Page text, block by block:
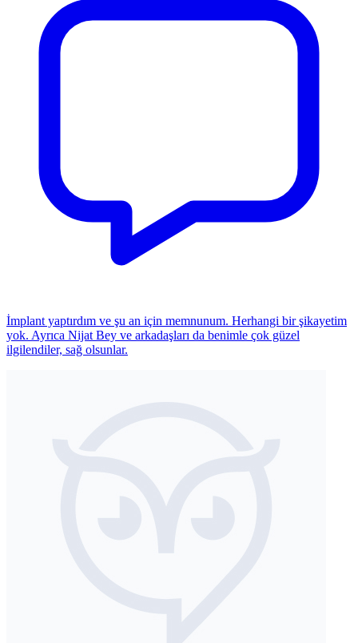
İmplant yaptırdım ve şu an için memnunum. Herhangi bir şikayetim
yok. Ayrıca Nijat Bey ve arkadaşları da benimle çok güzel
ilgilendiler, sağ olsunlar.